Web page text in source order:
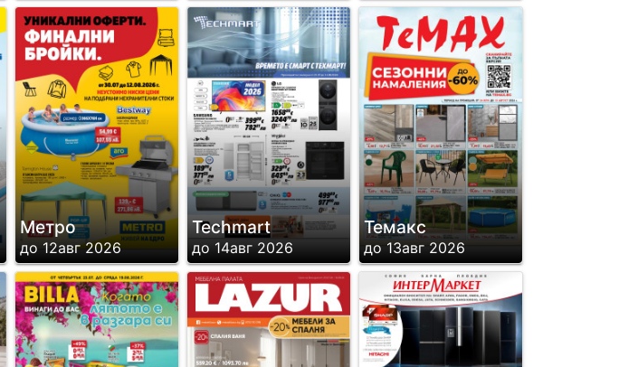
Метро
до 12авг 2026
Techmart
до 14авг 2026
Темакс
до 13авг 2026